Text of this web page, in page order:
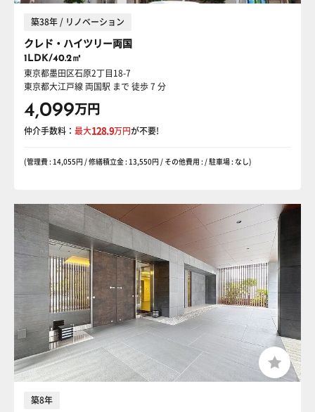
築38年 / リノベーション
クレド・ハイツリー両国
1LDK/40.2㎡
東京都墨田区石原2丁目18-7
東京都大江戸線 両国駅 まで 徒歩 7 分
4,099万円
仲介手数料： 最大128.9万円が不要!
(管理費 : 14,055円 / 修繕積立金 : 13,550円 / その他費用 : / 駐車場 : なし)
築8年